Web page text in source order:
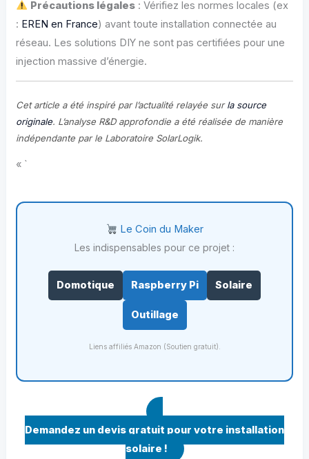
Précautions légales : Vérifiez les normes locales (ex
: EREN en France) avant toute installation connectée au
réseau. Les solutions DIY ne sont pas certifiées pour une
injection massive d’énergie.
Cet article a été inspiré par l’actualité relayée surla source
originale. L’analyse R&D approfondie a été réalisée de manière
indépendante par le Laboratoire SolarLogik.
« `
Le Coin du Maker
Les indispensables pour ce projet :
Domotique Raspberry Pi Solaire
Outillage
Liens affiliés Amazon (Soutien gratuit).
Demandez un devis gratuit pour votre installation
solaire !